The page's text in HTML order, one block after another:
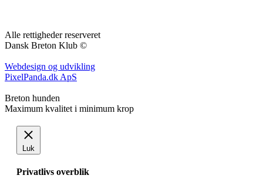
Alle rettigheder reserveret
Dansk Breton Klub ©
Webdesign og udvikling
PixelPanda.dk ApS
Breton hunden
Maximum kvalitet i minimum krop
Luk
Privatlivs overblik